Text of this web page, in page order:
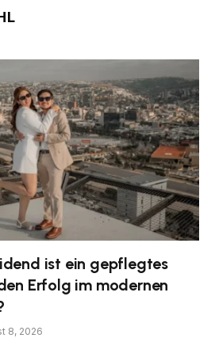
ist ein gepflegtes
Erfolg im modernen
8, 2026